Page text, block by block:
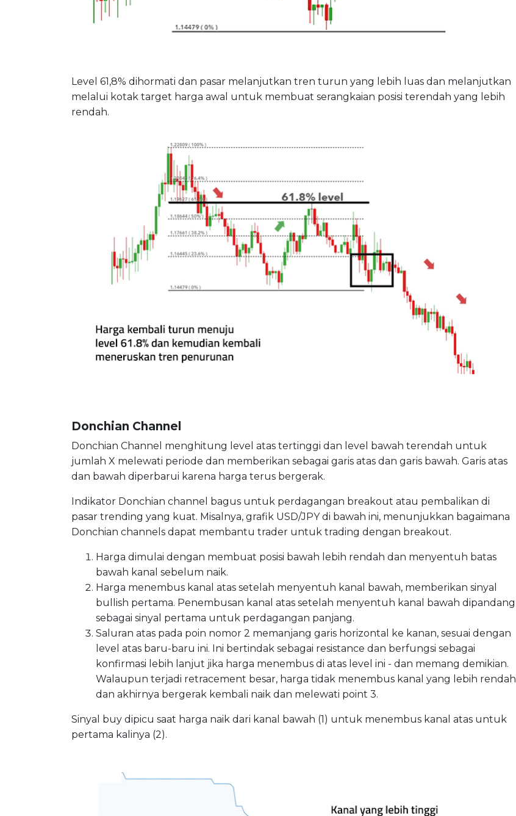
Level 61,8% dihormati dan pasar melanjutkan tren turun yang lebih luas dan melanjutkan
melalui kotak target harga awal untuk membuat serangkaian posisi terendah yang lebih
rendah.
Donchian Channel
Donchian Channel menghitung level atas tertinggi dan level bawah terendah untuk
jumlah X melewati periode dan memberikan sebagai garis atas dan garis bawah. Garis atas
dan bawah diperbarui karena harga terus bergerak.
Indikator Donchian channel bagus untuk perdagangan breakout atau pembalikan di
pasar trending yang kuat. Misalnya, grafik USD/JPY di bawah ini, menunjukkan bagaimana
Donchian channels dapat membantu trader untuk trading dengan breakout.
Harga dimulai dengan membuat posisi bawah lebih rendah dan menyentuh batas
bawah kanal sebelum naik.
Harga menembus kanal atas setelah menyentuh kanal bawah, memberikan sinyal
bullish pertama. Penembusan kanal atas setelah menyentuh kanal bawah dipandang
sebagai sinyal pertama untuk perdagangan panjang.
Saluran atas pada poin nomor 2 memanjang garis horizontal ke kanan, sesuai dengan
level atas baru-baru ini. Ini bertindak sebagai resistance dan berfungsi sebagai
konfirmasi lebih lanjut jika harga menembus di atas level ini - dan memang demikian.
Walaupun terjadi retracement besar, harga tidak menembus kanal yang lebih rendah
dan akhirnya bergerak kembali naik dan melewati point 3.
Sinyal buy dipicu saat harga naik dari kanal bawah (1) untuk menembus kanal atas untuk
pertama kalinya (2).